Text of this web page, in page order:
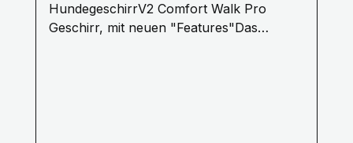
HundegeschirrV2 Comfort Walk Pro
Geschirr, mit neuen "Features"Das